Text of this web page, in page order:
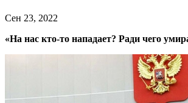
Сен 23, 2022
«На нас кто-то нападает? Ради чего